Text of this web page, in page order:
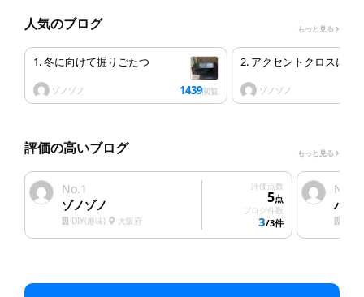
人気のブログ もっと見る
1. 冬に向けて掘りごたつ
ゾノゾノ 1439閲覧
2. アクセントクロスにし
ゾノゾノ
評価の高いブログ もっと見る
No.1
ゾノゾノ
DIY(趣味) 大阪府
評価点数
5点
ブログ件数
3/3件
No.
ハウ